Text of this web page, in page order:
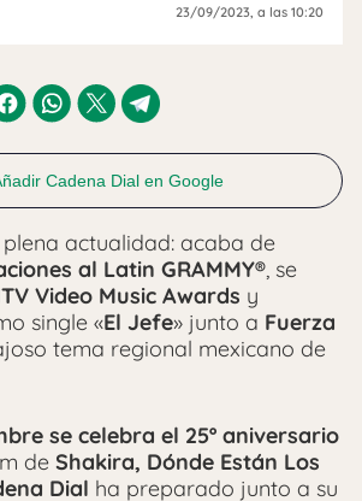
23/09/2023, a las 10:20
Cadena Dial en Google
actualidad: acaba de
al Latin GRAMMY®, se
Video Music Awards y
single «El Jefe» junto a Fuerza
tema regional mexicano de
se celebra el 25º aniversario
de Shakira, Dónde Están Los
Dial ha preparado junto a su